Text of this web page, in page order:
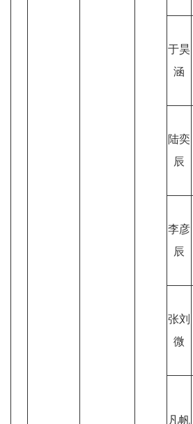
于昊
涵
陆奕
辰
李彦
辰
张刘
微
凡帆